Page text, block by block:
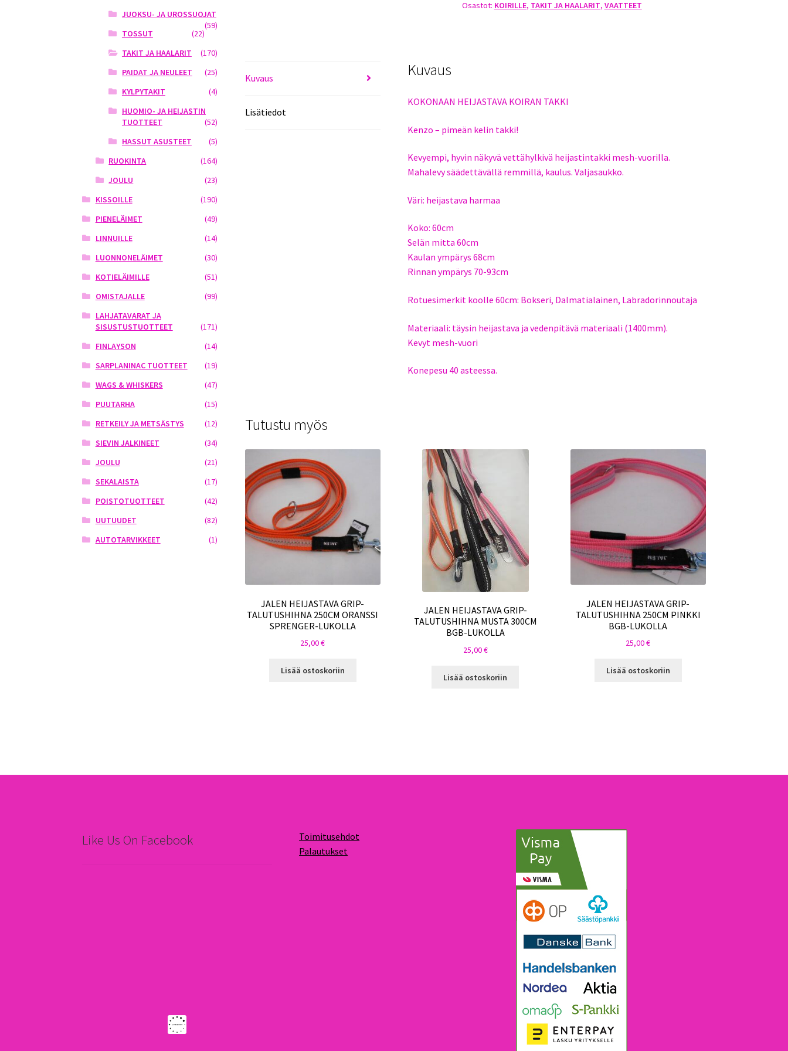
VERKKOVUORILLA
Osastot: KOIRILLE, TAKIT JA HAALARIT, VAATTEET
Kuvaus
Lisätiedot
Kuvaus
KOKONAAN HEIJASTAVA KOIRAN TAKKI
Kenzo – pimeän kelin takki!
Kevyempi, hyvin näkyvä vettähylkivä heijastintakki mesh-vuorilla.
Mahalevy säädettävällä remmillä, kaulus. Valjasaukko.
Väri: heijastava harmaa
Koko: 60cm
Selän mitta 60cm
Kaulan ympärys 68cm
Rinnan ympärys 70-93cm
Rotuesimerkit koolle 60cm: Bokseri, Dalmatialainen, Labradorinnoutaja
Materiaali: täysin heijastava ja vedenpitävä materiaali (1400mm).
Kevyt mesh-vuori
Konepesu 40 asteessa.
Tutustu myös
JALEN HEIJASTAVA GRIP-
TALUTUSHIHNA 250CM ORANSSI
SPRENGER-LUKOLLA
25,00€
Lisää ostoskoriin
JALEN HEIJASTAVA GRIP-
TALUTUSHIHNA MUSTA 300CM
BGB-LUKOLLA
25,00€
Lisää ostoskoriin
JALEN HEIJASTAVA GRIP-
TALUTUSHIHNA 250CM PINKKI
BGB-LUKOLLA
25,00€
Lisää ostoskoriin
JUOKSU- JA UROSSUOJAT
(59)
TOSSUT
(22)
TAKIT JA HAALARIT
(170)
PAIDAT JA NEULEET
(25)
KYLPYTAKIT
(4)
HUOMIO- JA HEIJASTIN
TUOTTEET
(52)
HASSUT ASUSTEET
(5)
RUOKINTA
(164)
JOULU
(23)
KISSOILLE
(190)
PIENELÄIMET
(49)
LINNUILLE
(14)
LUONNONELÄIMET
(30)
KOTIELÄIMILLE
(51)
OMISTAJALLE
(99)
LAHJATAVARAT JA
SISUSTUSTUOTTEET
(171)
FINLAYSON
(14)
SARPLANINAC TUOTTEET
(19)
WAGS & WHISKERS
(47)
PUUTARHA
(15)
RETKEILY JA METSÄSTYS
(12)
SIEVIN JALKINEET
(34)
JOULU
(21)
SEKALAISTA
(17)
POISTOTUOTTEET
(42)
UUTUUDET
(82)
AUTOTARVIKKEET
(1)
Like Us On Facebook
Toimitusehdot
Palautukset